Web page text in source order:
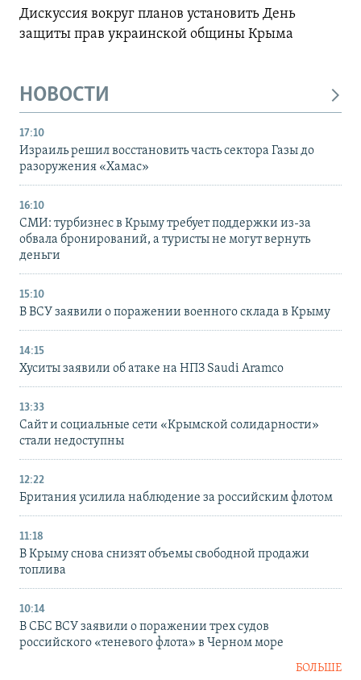
Дискуссия вокруг планов установить День
защиты прав украинской общины Крыма
НОВОСТИ
17:10
Израиль решил восстановить часть сектора Газы до
разоружения «Хамас»
16:10
СМИ: турбизнес в Крыму требует поддержки из-за
обвала бронирований, а туристы не могут вернуть
деньги
15:10
В ВСУ заявили о поражении военного склада в Крыму
14:15
Хуситы заявили об атаке на НПЗ Saudi Aramco
13:33
Сайт и социальные сети «Крымской солидарности»
стали недоступны
12:22
Британия усилила наблюдение за российским флотом
11:18
В Крыму снова снизят объемы свободной продажи
топлива
10:14
В СБС ВСУ заявили о поражении трех судов
российского «теневого флота» в Черном море
БОЛЬШЕ